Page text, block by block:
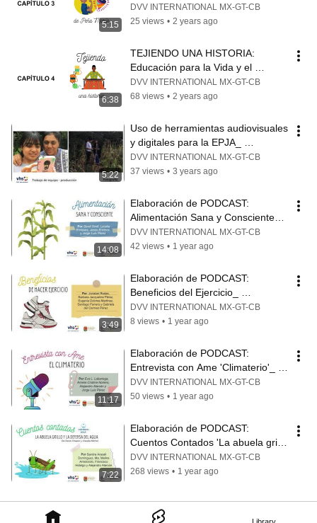
5:15
Trabajo_ LA ALBARRADA
DVV INTERNATIONAL MX-GT-CB
25 views • 2 years ago
6:38
TEJIENDO UNA HISTORIA:
Educación para la Vida y el
Trabajo_ LA ALBARRADA
DVV INTERNATIONAL MX-GT-CB
68 views • 2 years ago
5:22
Uso de herramientas audiovisuales
y digitales para la EPJA_
TALLERES
DVV INTERNATIONAL MX-GT-CB
37 views • 3 years ago
14:08
Elaboración de PODCAST:
Alimentación Sana y Consciente_
TALLERES
DVV INTERNATIONAL MX-GT-CB
42 views • 1 year ago
3:49
Elaboración de PODCAST:
Beneficios del Ejercicio_
TALLERES
DVV INTERNATIONAL MX-GT-CB
8 views • 1 year ago
11:17
Elaboración de PODCAST:
Entrevista con Ame 'Climaterio'_
TALLERES
DVV INTERNATIONAL MX-GT-CB
50 views • 1 year ago
7:22
Elaboración de PODCAST:
Cuentos Contados 'La abuela grillo
y la defensa del agua'_ TALLERES
DVV INTERNATIONAL MX-GT-CB
268 views • 1 year ago